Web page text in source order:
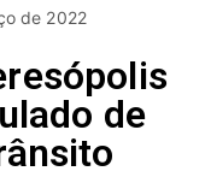
de 2022
de